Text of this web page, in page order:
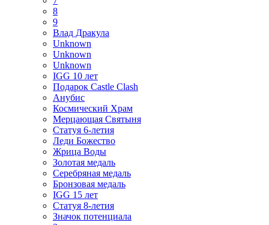
8
9
Влад Дракула
Unknown
Unknown
Unknown
IGG 10 лет
Подарок Castle Clash
Анубис
Космический Храм
Мерцающая Святыня
Статуя 6-летия
Леди Божество
Жрица Воды
Золотая медаль
Серебряная медаль
Бронзовая медаль
IGG 15 лет
Статуя 8-летия
Значок потенциала